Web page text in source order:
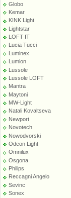
Globo
Kemar
KINK Light
Lightstar
LOFT IT
Lucia Tucci
Luminex
Lumion
Lussole
Lussole LOFT
Mantra
Maytoni
MW-Light
Natali Kovaltseva
Newport
Novotech
Nowodvorski
Odeon Light
Omnilux
Osgona
Philips
Reccagni Angelo
Sevinc
Sonex